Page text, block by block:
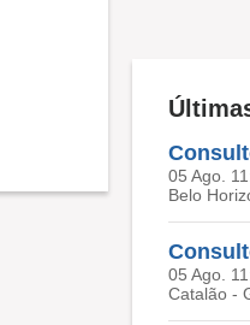
05 Ago.
Belo
05 Ago.
Catalão -